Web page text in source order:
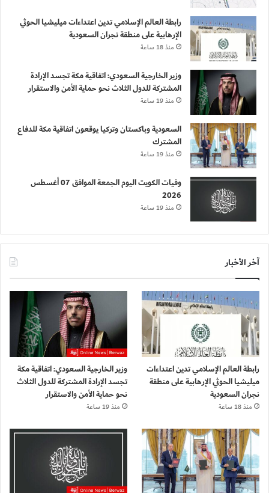
رابطة العالم الإسلامي تدين اعتداءات ميليشيا الحوثي
الإرهابية على منطقة نجران السعودية
منذ 18 ساعة
وزير الخارجية السعودي: اتفاقية مكة تجسد الإرادة
المشتركة للدول الثلاث نحو حماية الأمن والاستقرار
منذ 19 ساعة
السعودية وباكستان وتركيا يوقعون اتفاقية مكة للدفاع
المشترك
منذ 19 ساعة
وفيات الكويت اليوم الجمعة الموافق 07 أغسطس
2026
منذ 19 ساعة
آخر الأخبار
رابطة العالم الإسلامي تدين اعتداءات
ميليشيا الحوثي الإرهابية على منطقة
نجران السعودية
منذ 18 ساعة
وزير الخارجية السعودي: اتفاقية مكة
تجسد الإرادة المشتركة للدول الثلاث
نحو حماية الأمن والاستقرار
منذ 19 ساعة